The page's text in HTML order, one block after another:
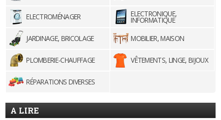
ELECTROMÉNAGER ELECTRONIQUE,
INFORMATIQUE
JARDINAGE, BRICOLAGE
MOBILIER, MAISON
PLOMBERIE-CHAUFFAGE VÊTEMENTS, LINGE, BIJOUX
RÉPARATIONS DIVERSES
A LIRE